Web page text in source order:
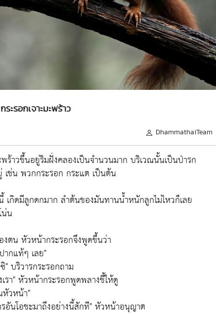
กระรอกเจาะมะพร้าว
DhammathaiTeam
าวขึ้นอยู่ริมฝั่งคลองเป็นจำนวนมาก บริเวณนั้นเป็นป่ารก
ช่น พวกกระรอก กระแต เป็นต้น
กิดมีลูกดกมาก ลำต้นของมันทานน้ำหนักลูกไม่ไหวก็เลย
น
งตน หัวหน้ากระรอกจึงพูดขึ้นว่า
ากแท้ๆ เลย"
บริวารกระรอกถาม
รา" หัวหน้ากระรอกพูดพลางชี้ให้ดู
หัวหน้า"
อันโอชะมาถึงอย่างนี้สักที" หัวหน้าอนุญาต